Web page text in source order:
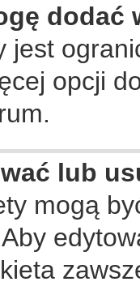
jest
opcji
lub
mogą